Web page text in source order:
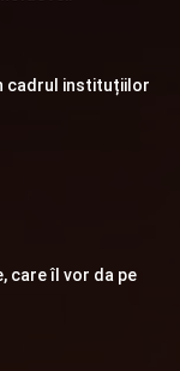
cadrul instituțiilor
care îl vor da pe